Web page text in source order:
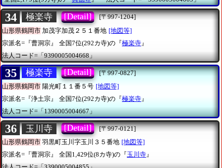
34 極楽寺 [Detail]
[〒997-1204]
山形県鶴岡市 加茂字加茂２５１番地 [地図等]
宗派名=『曹洞宗』
全国7位(292カ寺)の『極楽寺 』
法人コード=「9390005004668」
35 極楽寺 [Detail]
[〒997-0827]
山形県鶴岡市 陽光町１１番５号 [地図等]
宗派名=『浄土宗』
全国7位(292カ寺)の『極楽寺 』
法人コード=「1390005004667」
36 玉川寺 [Detail]
[〒997-0121]
山形県鶴岡市 羽黒町玉川字玉川３５番地 [地図等]
宗派名=『曹洞宗』
全国1,429位(8カ寺)の『玉川寺』